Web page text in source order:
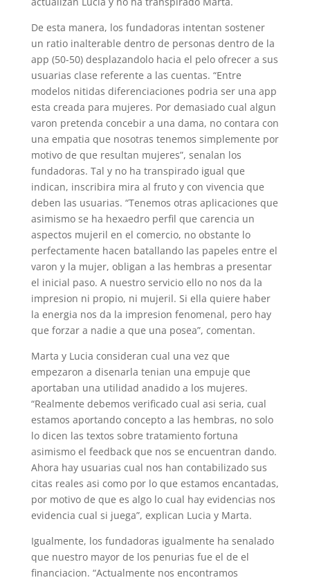
De esta manera, los fundadoras intentan sostener
un ratio inalterable dentro de personas dentro de la
app (50-50) desplazandolo hacia el pelo ofrecer a sus
usuarias clase referente a las cuentas. “Entre
modelos nitidas diferenciaciones podri­a ser una app
esta creada para mujeres. Por demasiado cual algun
varon pretenda concebir a una dama, no contara con
una empatia que nosotras tenemos simplemente por
motivo de que resultan mujeres”, senalan los
fundadoras. Tal y no ha transpirado igual que
indican, inscribira mira al fruto y con vivencia que
deben las usuarias. “Tenemos otras aplicaciones que
asimismo se ha hexaedro perfil que carencia un
aspectos mujeril en el comercio, no obstante lo
perfectamente hacen batallando las papeles entre el
varon y la mujer, obligan a las hembras a presentar
el inicial paso. A nuestro servicio ello no nos da la
impresion ni propio, ni mujeril. Si ella quiere haber
la energia nos da la impresion fenomenal, pero hay
que forzar a nadie a que una posea”, comentan.
Marta y Lucia consideran cual una vez que
empezaron a disenarla tenian una empuje que
aportaban una utilidad anadido a los mujeres.
“Realmente debemos verificado cual asi seri­a, cual
estamos aportando concepto a las hembras, no solo
lo dicen las textos sobre tratamiento fortuna
asimismo el feedback que nos se encuentran dando.
Ahora hay usuarias cual nos han contabilizado sus
citas reales asi­ como por lo que estamos encantadas,
por motivo de que es algo lo cual hay evidencias nos
evidencia cual si juega”, explican Lucia y Marta.
Igualmente, los fundadoras igualmente ha senalado
que nuestro mayor de los penurias fue el de el
financiacion. “Actualmente nos encontramos